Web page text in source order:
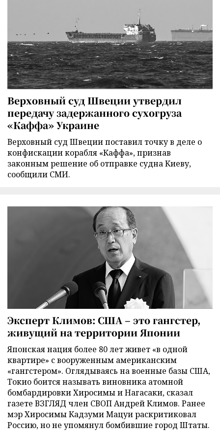
Верховный суд Швеции утвердил
передачу задержанного сухогруза
«Каффа» Украине
Верховный суд Швеции поставил точку в деле о
конфискации корабля «Каффа», признав
законным решение об отправке судна Киеву,
сообщили СМИ.
Эксперт Климов: США – это гангстер,
живущий на территории Японии
Японская нация более 80 лет живет «в одной
квартире» с вооруженным американским
«гангстером». Оглядываясь на военные базы США,
Токио боится называть виновника атомной
бомбардировки Хиросимы и Нагасаки, сказал
газете ВЗГЛЯД член СВОП Андрей Климов. Ранее
мэр Хиросимы Кадзуми Мацуи раскритиковал
Россию, но не упомянул бомбившие город Штаты.